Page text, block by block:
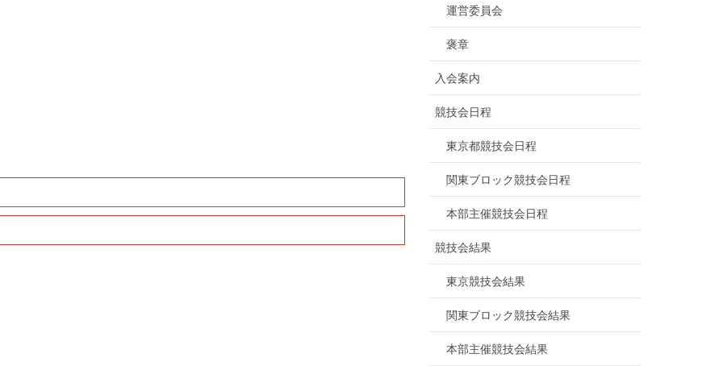
運営委員会
褒章
入会案内
競技会日程
東京都競技会日程
関東ブロック競技会日程
本部主催競技会日程
競技会結果
東京競技会結果
関東ブロック競技会結果
本部主催競技会結果